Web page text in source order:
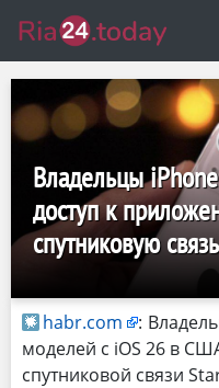
Владельцы
доступ к
спутниковую
habr.com :
моделей с iOS 26 в
спутниковой связи